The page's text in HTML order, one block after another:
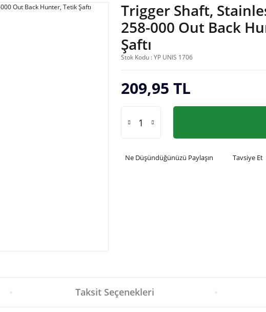
Trigger Shaft,
258-000 Out Back
Şaftı
Stok Kodu : YP UNIS 1706
209,95 TL
Ne Düşündüğünüzü Paylaşın Tavsiye Et
Taksit Seçenekleri